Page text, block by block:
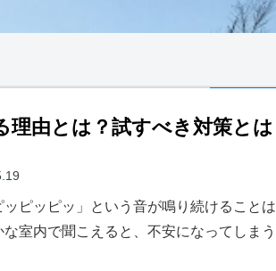
由とは？試すべき対策とは
ピッピッ」という音が鳴り続けること
室内で聞こえると、不安になってしま